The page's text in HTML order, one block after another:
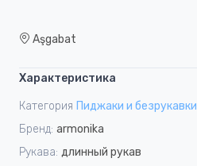
Aşgabat
Характеристика
Категория Пиджаки и безрукавки
Бренд: armonika
Рукава: длинный рукав